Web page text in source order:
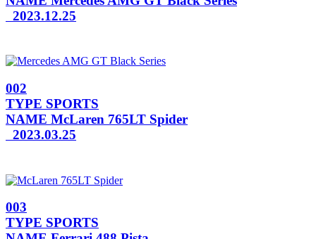
2023.12.25
002
TYPE SPORTS
NAME McLaren 765LT Spider
2023.03.25
003
TYPE SPORTS